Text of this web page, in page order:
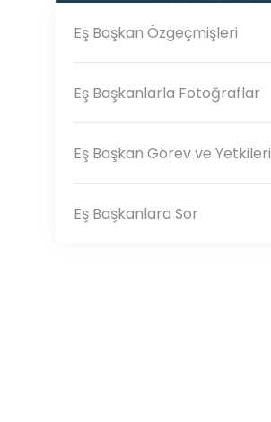
Eş Başkan Özgeçmişleri
Eş Başkanlarla Fotoğraflar
Eş Başkan Görev ve Yetkileri
Eş Başkanlara Sor